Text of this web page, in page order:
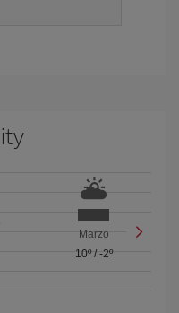
Marzo
10º/ -2º